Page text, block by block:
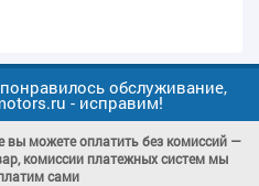
обслуживание,
- исправим!
вы можете оплатить без комиссий —
комиссии платежных систем мы
сами